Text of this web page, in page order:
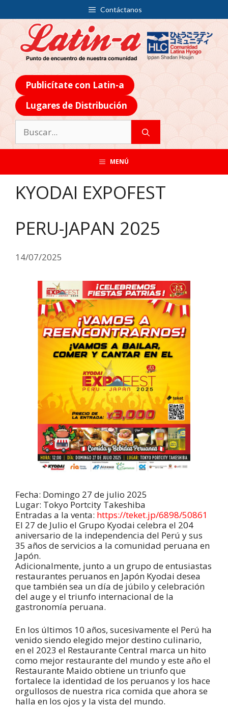
Contáctanos
Publicítate con Latin-a
Lugares de Distribución
MENÚ
KYODAI EXPOFEST
PERU-JAPAN 2025
14/07/2025
Fecha: Domingo 27 de julio 2025
Lugar: Tokyo Portcity Takeshiba
Entradas a la venta: https://teket.jp/6898/50861
El 27 de Julio el Grupo Kyodai celebra el 204
aniversario de la independencia del Perú y sus
35 años de servicios a la comunidad peruana en
Japón.
Adicionalmente, junto a un grupo de entusiastas
restaurantes peruanos en Japón Kyodai desea
que también sea un día de júbilo y celebración
del auge y el triunfo internacional de la
gastronomía peruana.
En los últimos 10 años, sucesivamente el Perú ha
venido siendo elegido mejor destino culinario,
en el 2023 el Restaurante Central marca un hito
como mejor restaurante del mundo y este año el
Restaurante Maido obtiene un triunfo que
fortalece la identidad de los peruanos y los hace
orgullosos de nuestra rica comida que ahora se
halla en los ojos y la vista del mundo.